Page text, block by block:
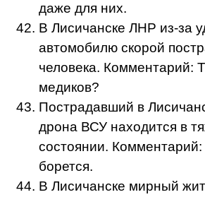
даже для них.
В Лисичанске ЛНР из-за
автомобилю скорой
человека. Комментарий:
медиков?
Пострадавший в
дрона ВСУ находится в
состоянии.
борется.
В Лисичанске мирный